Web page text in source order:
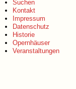
Suchen
Kontakt
Impressum
Datenschutz
Historie
Opernhäuser
Veranstaltungen